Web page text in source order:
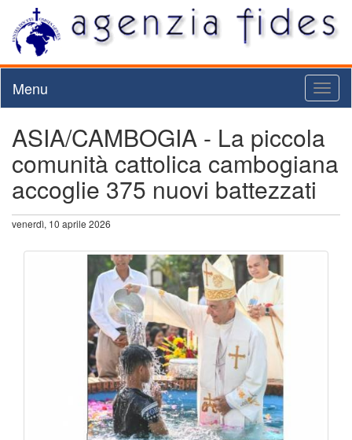
Menu
ASIA/CAMBOGIA - La piccola
comunità cattolica cambogiana
accoglie 375 nuovi battezzati
venerdì, 10 aprile 2026